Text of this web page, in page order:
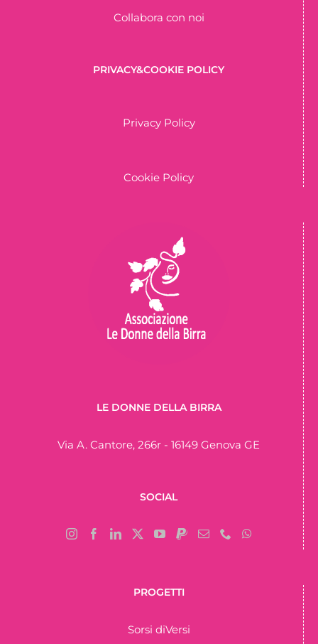
Collabora con noi
PRIVACY&COOKIE POLICY
Privacy Policy
Cookie Policy
LE DONNE DELLA BIRRA
Via A. Cantore, 266r - 16149 Genova GE
SOCIAL
PROGETTI
Sorsi diVersi